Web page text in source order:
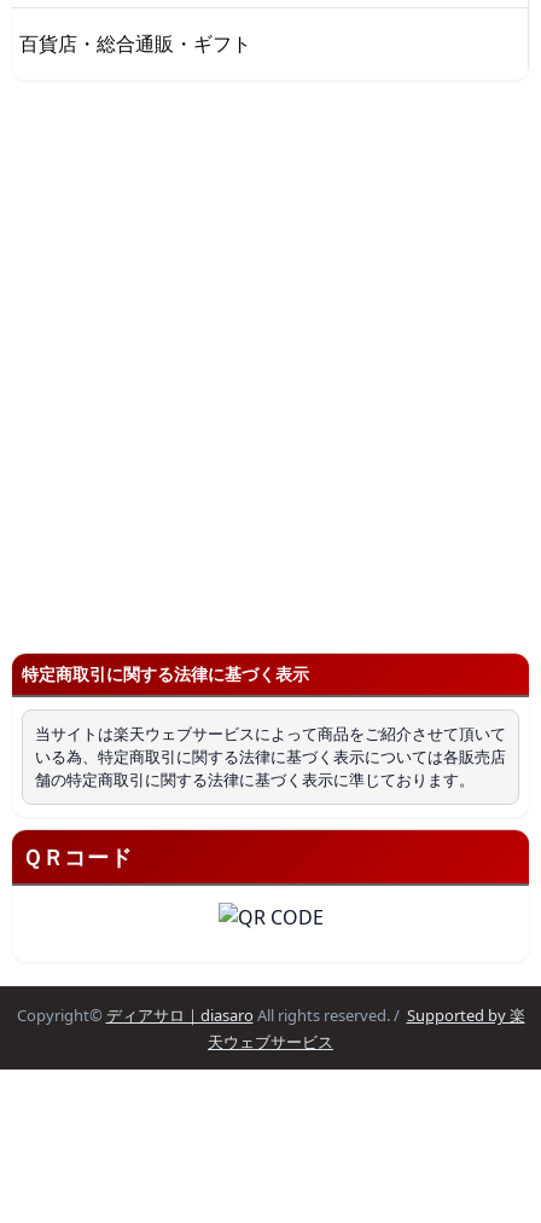
百貨店・総合通販・ギフト
特定商取引に関する法律に基づく表示
当サイトは楽天ウェブサービスによって商品をご紹介させて頂いて
いる為、特定商取引に関する法律に基づく表示については各販売店
舗の特定商取引に関する法律に基づく表示に準じております。
ＱＲコード
Copyright© ディアサロ｜diasaroAll rights reserved. / Supported by 楽
天ウェブサービス